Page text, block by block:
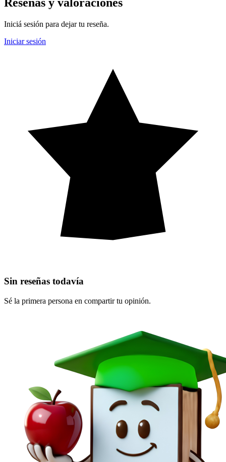
Iniciá sesión para dejar tu reseña.
Iniciar sesión
Sin reseñas todavía
Sé la primera persona en compartir tu opinión.